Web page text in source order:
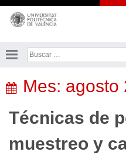
Saltar
contenido
Buscar:
Mes: agosto
Técnicas de
muestreo y